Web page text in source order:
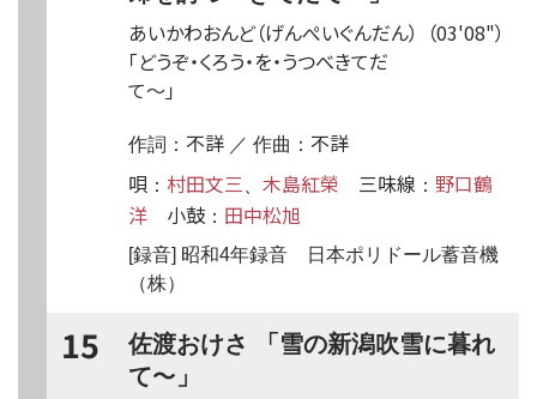
（03'08"）
あいかわおんど（げんぺいぐんだん）
「どうぞ・くろう・を・うつべきてだ
て〜 」
作詞： 不詳 ／ 作曲： 不詳
唄 ： 村田文三 木島紅榮 三味線 ： 野口鶴
洋
小鼓 ： 田中松旭
[録音] 昭和4年録音 日本ポリドール蓄音機
（株）
15
佐渡おけさ 「雪の新潟吹雪に暮れ
て〜 」